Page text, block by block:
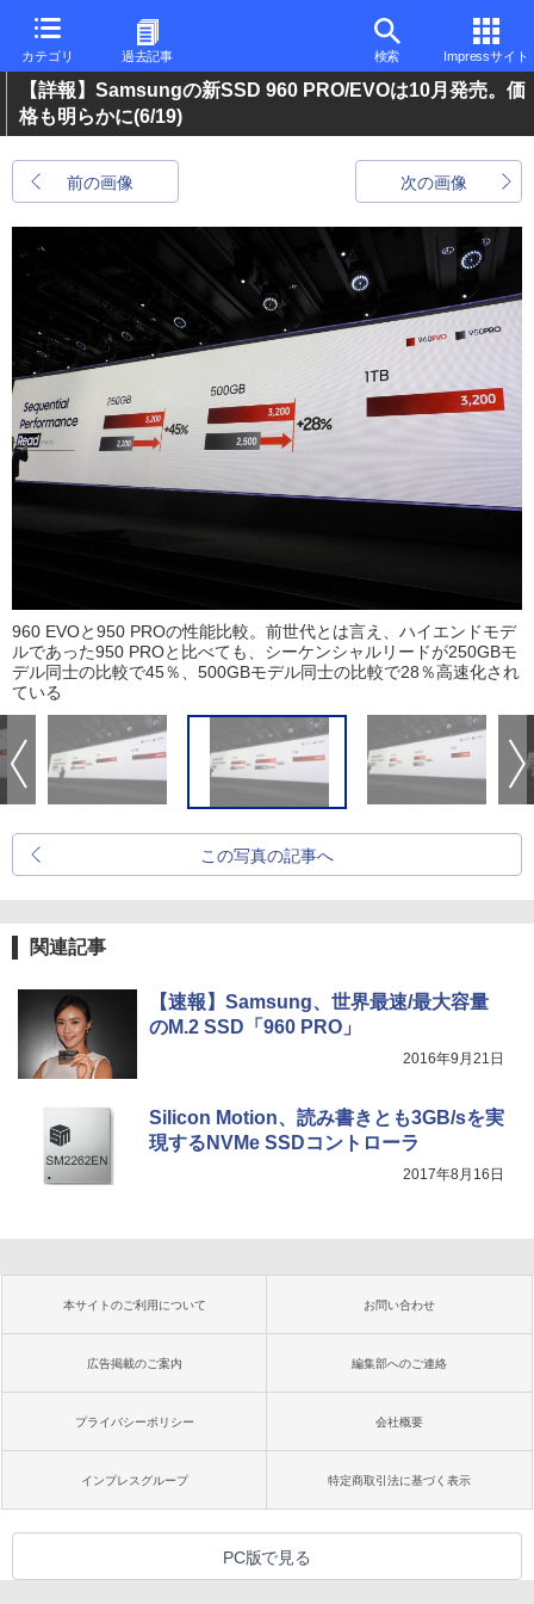
カテゴリ 過去記事 検索 Impressサイト
【詳報】Samsungの新SSD 960 PRO/EVOは10月発売。価
格も明らかに(6/19)
前の画像 次の画像
960 EVOと950 PROの性能比較。前世代とは言え、ハイエンドモデ
ルであった950 PROと比べても、シーケンシャルリードが250GBモ
デル同士の比較で45％、500GBモデル同士の比較で28％高速化され
ている
この写真の記事へ
関連記事
【速報】Samsung、世界最速/最大容量
のM.2 SSD「960 PRO」
2016年9月21日
Silicon Motion、読み書きとも3GB/sを実
現するNVMe SSDコントローラ
2017年8月16日
本サイトのご利用について お問い合わせ
広告掲載のご案内 編集部へのご連絡
プライバシーポリシー 会社概要
インプレスグループ 特定商取引法に基づく表示
PC版で見る